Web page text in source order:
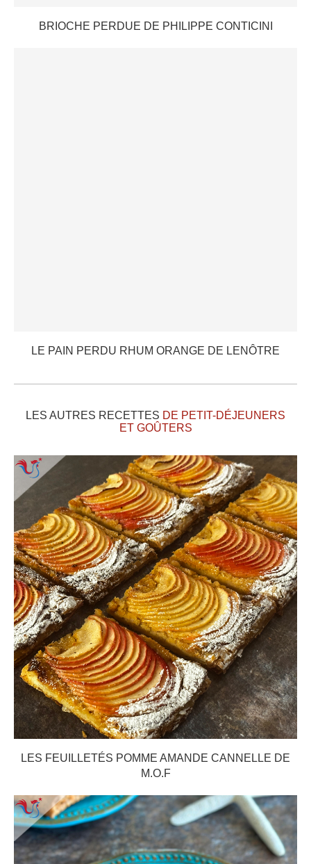
BRIOCHE PERDUE DE PHILIPPE CONTICINI
LE PAIN PERDU RHUM ORANGE DE LENÔTRE
LES AUTRES RECETTES DE PETIT-DÉJEUNERS
ET GOÛTERS
LES FEUILLETÉS POMME AMANDE CANNELLE DE
M.O.F